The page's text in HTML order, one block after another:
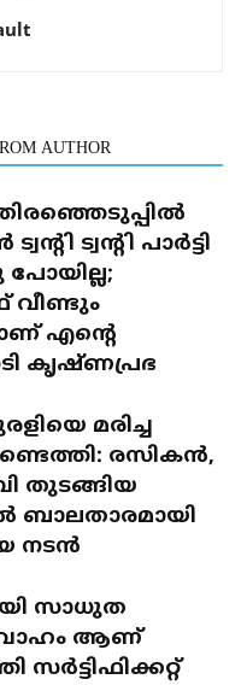
AUTHOR
ട്വന്റി പാർട്ടി
പോയില്ല;
എന്റെ
കൃഷ്ണപ്രഭ
മരിച്ച
രസികൻ,
തുടങ്ങിയ
ബാലതാരമായി
നടൻ
സാധുത
ആണ്